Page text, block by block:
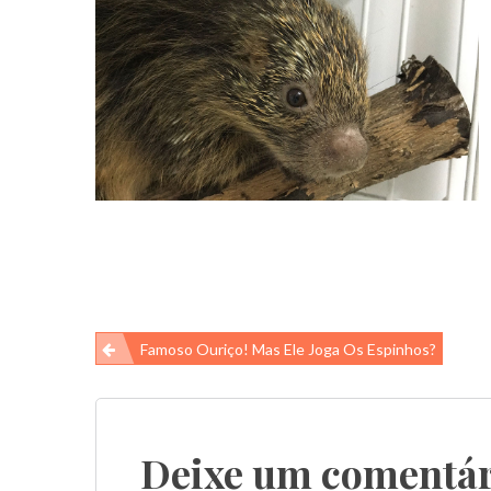
Navegação
de
Famoso Ouriço! Mas Ele Joga Os Espinhos?
Deixe um